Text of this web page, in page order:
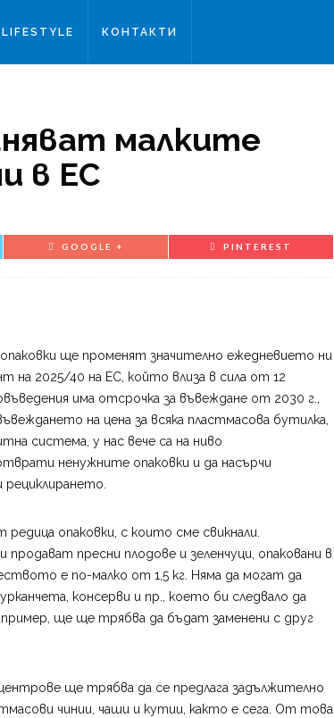
LIFESTYLE КОНТАКТИ
малките
в ЕС
GOOGLE + PINTEREST
ще променят значително ежедневието ни
на 2025/40 на ЕС, който влиза в сила от 12
има отсрочка за въвеждане от 2030 г.,
на цена за всяка пластмасова бутилка,
система, у нас вече са на ниво
ненужните опаковки и да насърчи
редица опаковки, с които сме свикнали.
пресни плодове и зеленчуци, опаковани в
е по-малко от 1,5 кг. Няма да могат да
консерви и пр., което би следвало да
ще ще трябва да бъдат заменени с друг
ще трябва да се предлага задължително
чинии, чаши и кутии, както е сега. От това